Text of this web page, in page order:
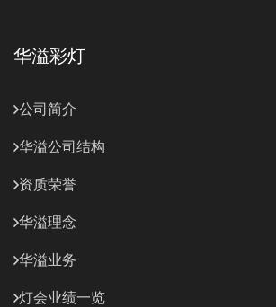
华溢彩灯
公司简介
华溢公司结构
资质荣誉
华溢理念
华溢业务
灯会业绩一览